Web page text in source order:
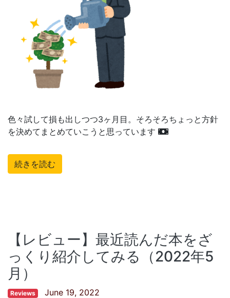
色々試して損も出しつつ3ヶ月目。そろそろちょっと方針
を決めてまとめていこうと思っています
続きを読む
【レビュー】最近読んだ本をざ
っくり紹介してみる（2022年5
月）
Reviews June 19, 2022